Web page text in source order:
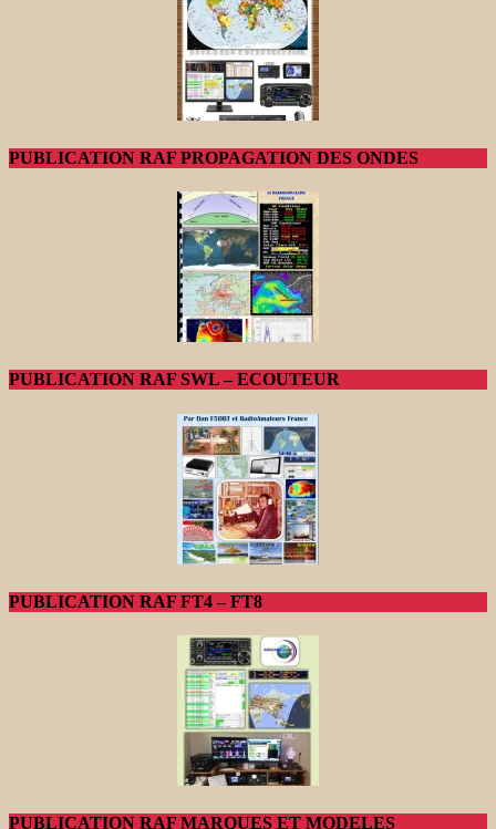
PUBLICATION RAF PROPAGATION DES ONDES
PUBLICATION RAF SWL – ECOUTEUR
PUBLICATION RAF FT4 – FT8
PUBLICATION RAF MARQUES ET MODELES